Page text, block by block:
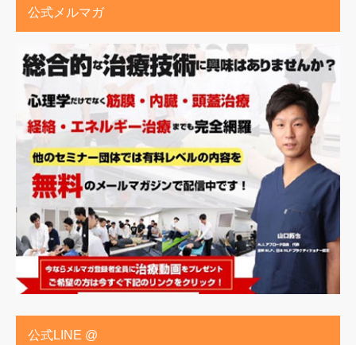
公式メルマガ
公式LINE @